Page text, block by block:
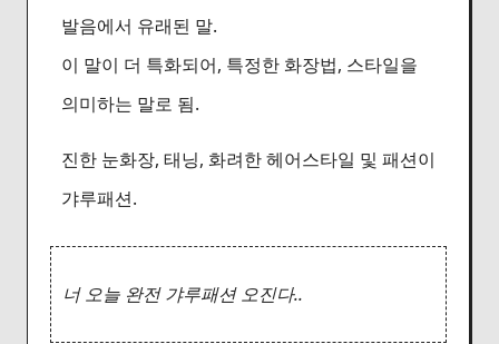
발음에서 유래된 말.
이 말이 더 특화되어, 특정한 화장법, 스타일을
의미하는 말로 됨.
진한 눈화장, 태닝, 화려한 헤어스타일 및 패션이
갸루패션.
너 오늘 완전 갸루패션 오진다..